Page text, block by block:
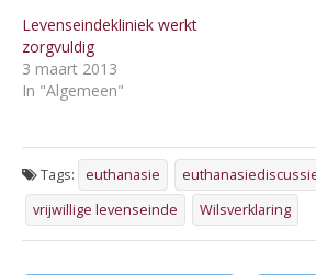
Levenseindekliniek werkt
zorgvuldig
3 maart 2013
In "Algemeen"
Tags: euthanasie
vrijwillige levenseinde
Wilsverklaring